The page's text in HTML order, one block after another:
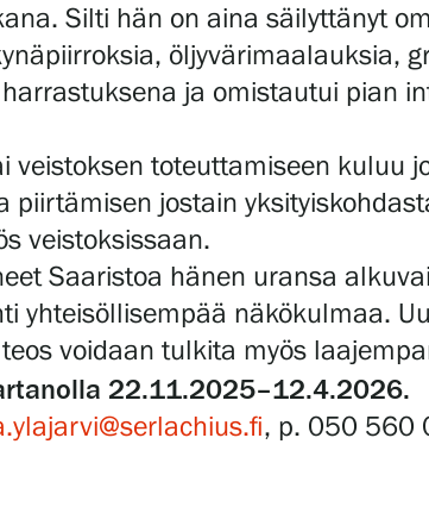
Silti hän on aina säilyttänyt
öljyvärimaalauksia,
ja omistautui pian
toteuttamiseen kuluu
jostain
veistoksissaan.
Saaristoa hänen uransa
näkökulmaa.
voidaan tulkita myös
22.11.2025–12.4.2026.
, p. 050 560